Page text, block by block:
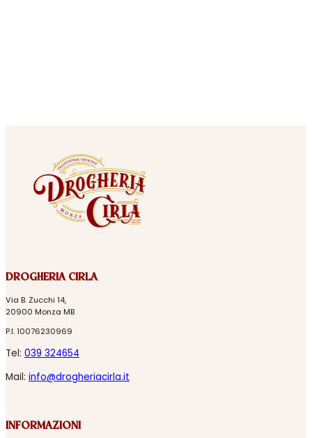
DROGHERIA CIRLA
Via B. Zucchi 14,
20900 Monza MB
P.I. 10076230969
Tel: 039 324654
Mail: info@drogheriacirla.it
INFORMAZIONI